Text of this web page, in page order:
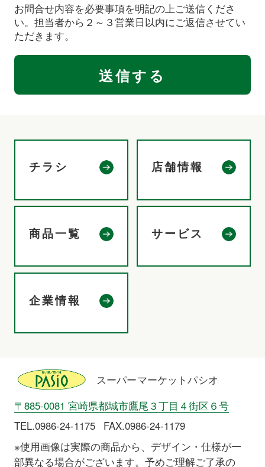
お問合せ内容を必要事項を明記の上ご送信くださ
い。担当者から２～３営業日以内にご返信させてい
ただきます。
スーパーマーケットパシオ
チラシ 店舗情報
商品一覧 サービス
企業情報
〒885-0081 宮崎県都城市鷹尾３丁目４街区６号
TEL.0986-24-1175
FAX.0986-24-1179
※使用画像は実際の商品から、デザイン・仕様が一
部異なる場合がございます。予めご理解ご了承の